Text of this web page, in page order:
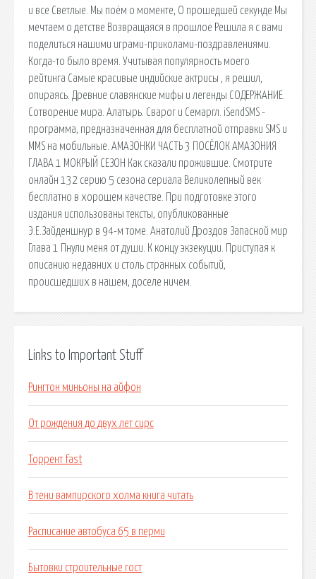
и все Светлые. Мы поём о моменте, О прошедшей секунде Мы
мечтаем о детстве Возвращаяся в прошлое Решила я с вами
поделиться нашими играми-приколами-поздравлениями.
Когда-то было время. Учитывая популярность моего
рейтинга Самые красивые индийские актрисы , я решил,
опираясь. Древние славянские мифы и легенды СОДЕРЖАНИЕ.
Сотворение мира. Алатырь. Сварог и Семаргл. iSendSMS -
программа, предназначенная для бесплатной отправки SMS и
MMS на мобильные. АМАЗОНКИ ЧАСТЬ 3 ПОСЁЛОК АМАЗОНИЯ
ГЛАВА 1 МОКРЫЙ СЕЗОН Как сказали прожившие. Смотрите
онлайн 132 серию 5 сезона сериала Великолепный век
бесплатно в хорошем качестве. При подготовке этого
издания использованы тексты, опубликованные
Э.Е.Зайденшнур в 94-м томе. Анатолий Дроздов Запасной мир
Глава 1 Пнули меня от души. К концу экзекуции. Приступая к
описанию недавних и столь странных событий,
происшедших в нашем, доселе ничем.
Links to Important Stuff
Рингтон миньоны на айфон
От рождения до двух лет сирс
Торрент fast
В тени вампирского холма книга читать
Расписание автобуса 65 в перми
Бытовки строительные гост